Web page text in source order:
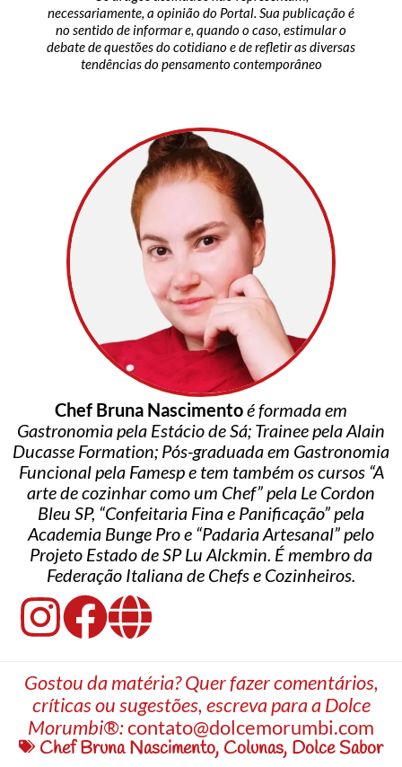
necessariamente, a opinião do Portal. Sua publicação é
no sentido de informar e, quando o caso, estimular o
debate de questões do cotidiano e de refletir as diversas
tendências do pensamento contemporâneo
Chef Bruna Nascimentoé formada em
Gastronomia pela Estácio de Sá; Trainee pela Alain
Ducasse Formation; Pós-graduada em Gastronomia
Funcional pela Famesp e tem também os cursos “A
arte de cozinhar como um Chef” pela Le Cordon
Bleu SP, “Confeitaria Fina e Panificação” pela
Academia Bunge Pro e “Padaria Artesanal” pelo
Projeto Estado de SP Lu Alckmin. É membro da
Federação Italiana de Chefs e Cozinheiros.
Gostou da matéria? Quer fazer comentários,
críticas ou sugestões, escreva para a Dolce
Morumbi®:contato@dolcemorumbi.com
Chef Bruna Nascimento, Colunas, Dolce Sabor